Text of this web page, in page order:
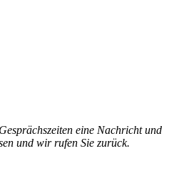
eine Nachricht und
und wir rufen Sie zurück.